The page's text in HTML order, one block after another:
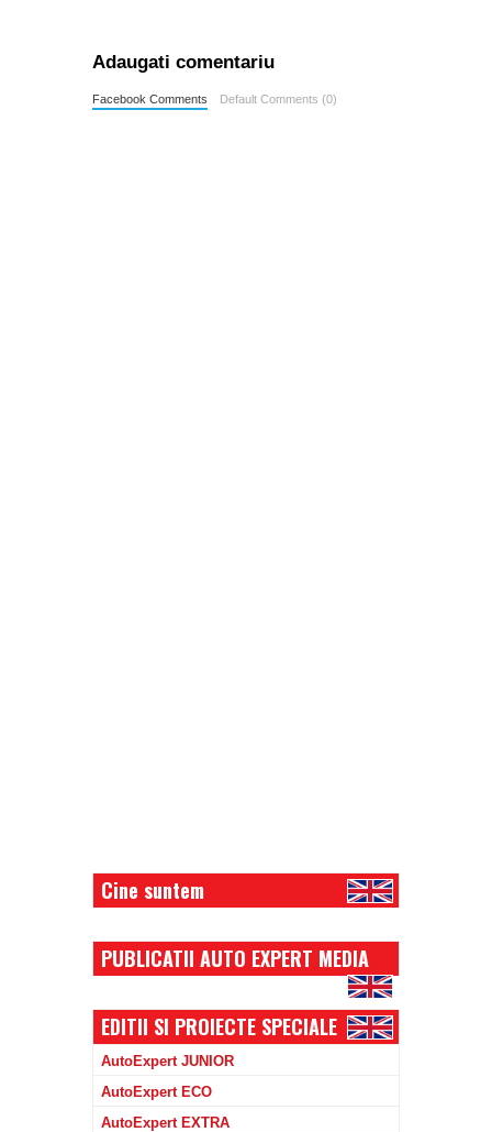
Adaugati comentariu
Facebook Comments Default Comments (0)
Cine suntem
PUBLICATII AUTO EXPERT MEDIA
EDITII SI PROIECTE SPECIALE
AutoExpert JUNIOR
AutoExpert ECO
AutoExpert EXTRA